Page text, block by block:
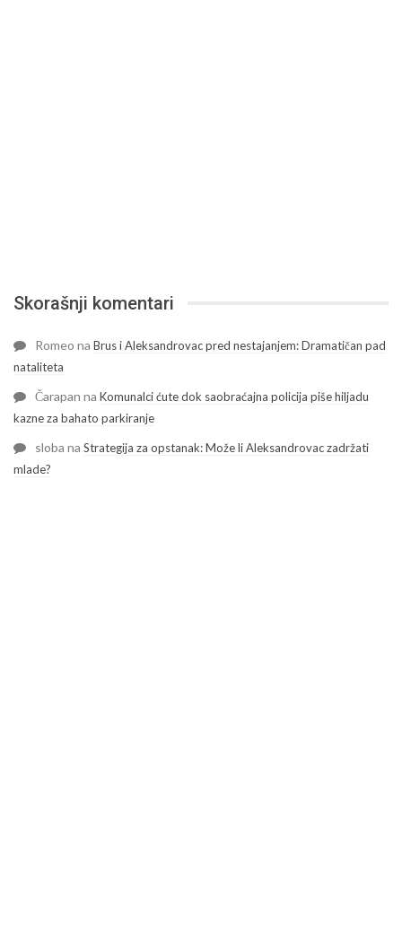
Skorašnji komentari
Romeo na Brus i Aleksandrovac pred nestajanjem: Dramatičan pad
nataliteta
Čarapan na Komunalci ćute dok saobraćajna policija piše hiljadu
kazne za bahato parkiranje
sloba na Strategija za opstanak: Može li Aleksandrovac zadržati
mlade?